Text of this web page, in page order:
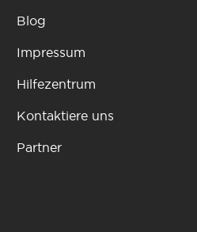
Blog
Impressum
Hilfezentrum
Kontaktiere uns
Partner